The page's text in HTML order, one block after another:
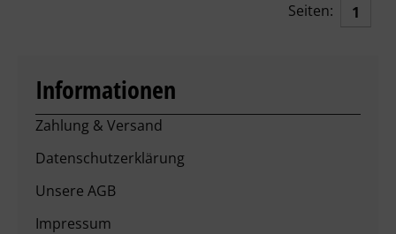
Seiten: 1
Informationen
Zahlung & Versand
Datenschutzerklärung
Unsere AGB
Impressum